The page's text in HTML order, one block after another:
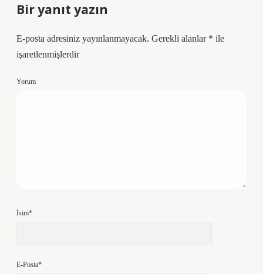
Bir yanıt yazın
E-posta adresiniz yayınlanmayacak. Gerekli alanlar * ile
işaretlenmişlerdir
Yorum
İsim*
E-Posta*